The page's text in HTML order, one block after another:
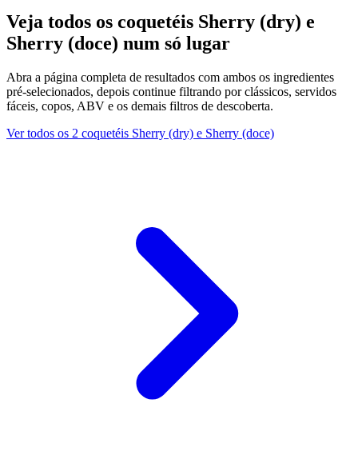
Veja todos os coquetéis Sherry (dry) e
Sherry (doce) num só lugar
Abra a página completa de resultados com ambos os ingredientes
pré-selecionados, depois continue filtrando por clássicos, servidos
fáceis, copos, ABV e os demais filtros de descoberta.
Ver todos os 2 coquetéis Sherry (dry) e Sherry (doce)